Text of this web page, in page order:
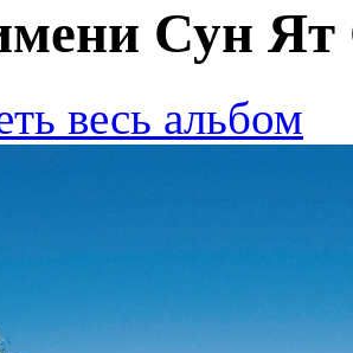
Сун Ят
весь альбом